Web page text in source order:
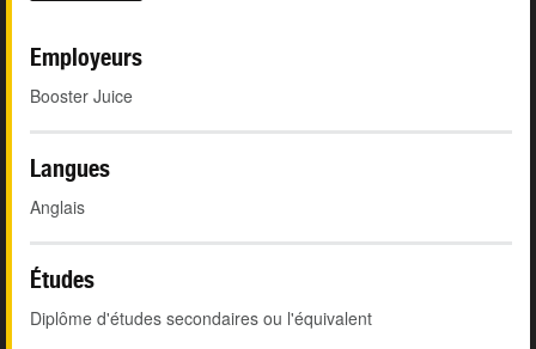
Employeurs
Booster Juice
Langues
Anglais
Études
Diplôme d'études secondaires ou l'équivalent